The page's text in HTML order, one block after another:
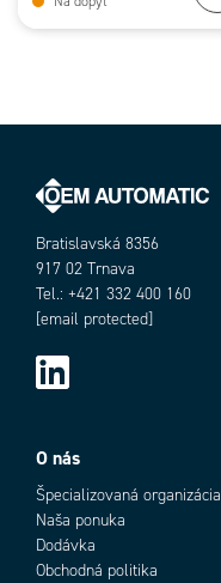
Bratislavská 8356
917 02 Trnava
Tel.: +421 332 400 160
[email protected]
O nás
Špecializovaná organizácia
Naša ponuka
Dodávka
Obchodná politika